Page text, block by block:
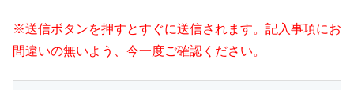
※送信ボタンを押すとすぐに送信されます。記入事項にお
間違いの無いよう、今一度ご確認ください。